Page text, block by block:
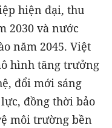
hiện đại, thu
2030 và nước
năm 2045. Việt
hình tăng trưởng
đổi mới sáng
đồng thời bảo
môi trường bền